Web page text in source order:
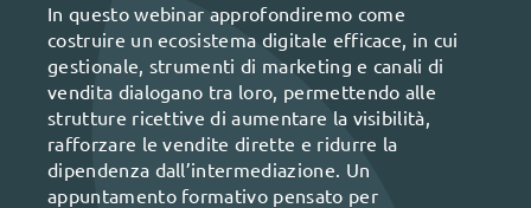
In questo webinar approfondiremo come
costruire un ecosistema digitale efficace, in cui
gestionale, strumenti di marketing e canali di
vendita dialogano tra loro, permettendo alle
strutture ricettive di aumentare la visibilità,
rafforzare le vendite dirette e ridurre la
dipendenza dall’intermediazione. Un
appuntamento formativo pensato per